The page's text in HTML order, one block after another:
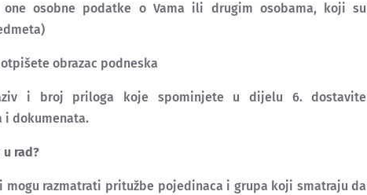
osobne podatke o Vama ili drugim osobama, koji su
obrazac podneska
priloga koje spominjete u dijelu 6. dostavite
i dokumenata.
u rad?
mogu razmatrati pritužbe pojedinaca i grupa koji smatraju da